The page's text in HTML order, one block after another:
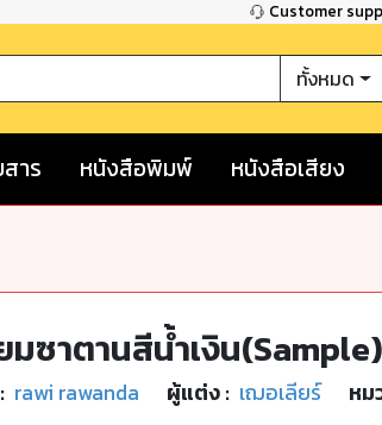
Customer
ทั้งหมด
าร หนังสือพิมพ์ หนังสือเสียง
มซาตานสีน้ำเงิน(Sample)
: rawi rawanda ผู้แต่ง : เฌอเลียร์ หม